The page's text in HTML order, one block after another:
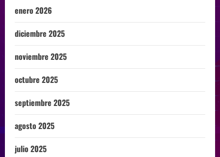
enero 2026
diciembre 2025
noviembre 2025
octubre 2025
septiembre 2025
agosto 2025
julio 2025